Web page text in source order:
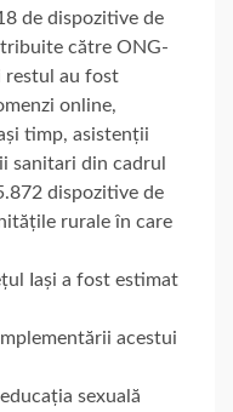
de dispozitive de
către ONG-
restul au fost
online,
timp, asistenții
sanitari din cadrul
dispozitive de
rurale în care
Iași a fost estimat
acestui
sexuală